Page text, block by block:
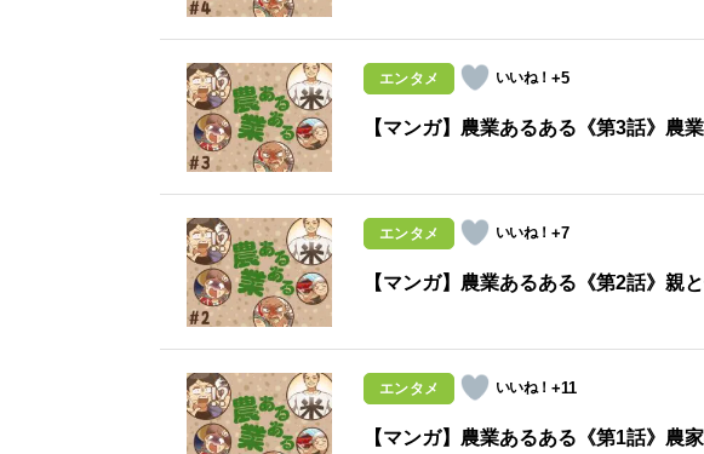
エンタメ +5
【マンガ】農業あるある《第3話》農
エンタメ +7
【マンガ】農業あるある《第2話》親
エンタメ +11
【マンガ】農業あるある《第1話》農